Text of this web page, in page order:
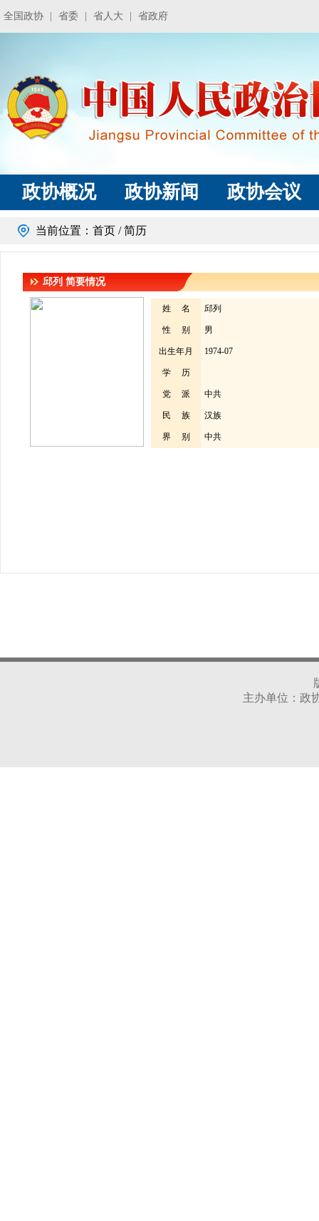
全国政协 省委 省人大 省政府
政协概况 政协新闻 政协会议
当前位置： 首页 / 简历
邱列 简要情况
姓 名 邱列
性 别 男
出生年月 1974-07
学 历
党 派 中共
民 族 汉族
界 别 中共
主办单位：